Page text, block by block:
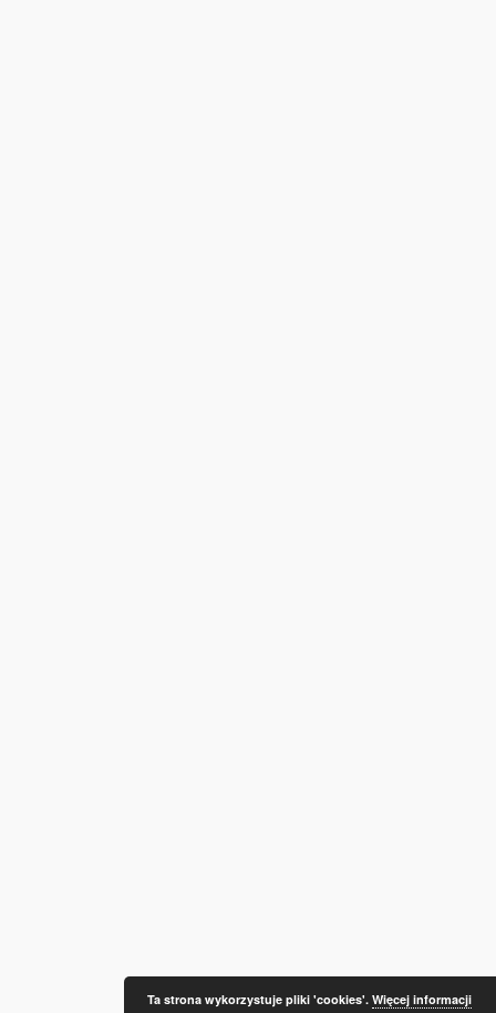
Ta strona wykorzystuje pliki 'cookies'. Więcej informacji